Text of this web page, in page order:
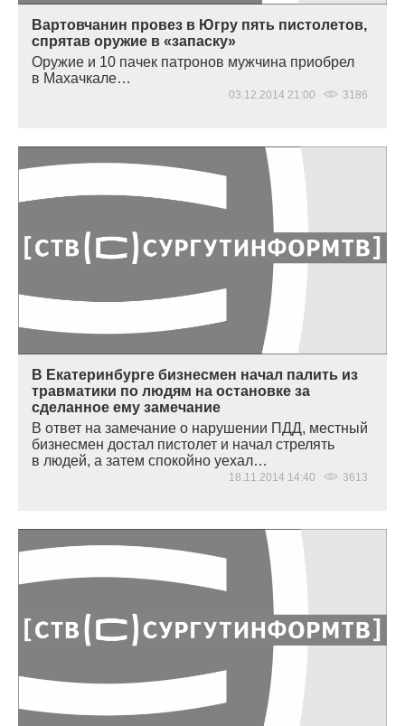
Вартовчанин провез в Югру пять пистолетов,
спрятав оружие в «запаску»
Оружие и 10 пачек патронов мужчина приобрел
в Махачкале…
03.12.2014 21:00 3186
В Екатеринбурге бизнесмен начал палить из
травматики по людям на остановке за
сделанное ему замечание
В ответ на замечание о нарушении ПДД, местный
бизнесмен достал пистолет и начал стрелять
в людей, а затем спокойно уехал…
18.11.2014 14:40 3613